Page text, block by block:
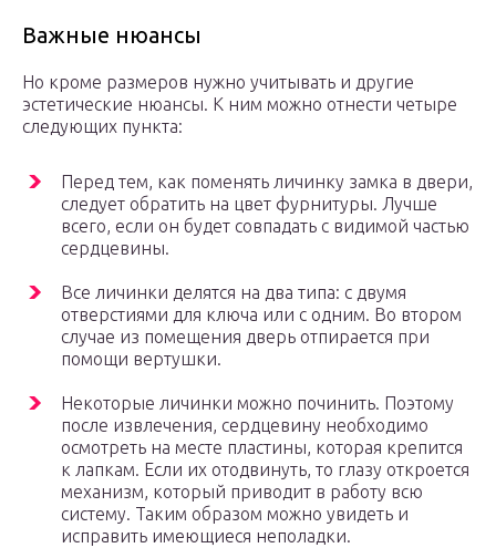
Важные нюансы
Но кроме размеров нужно учитывать и другие
эстетические нюансы. К ним можно отнести четыре
следующих пункта:
Перед тем, как поменять личинку замка в двери,
следует обратить на цвет фурнитуры. Лучше
всего, если он будет совпадать с видимой частью
сердцевины.
Все личинки делятся на два типа: с двумя
отверстиями для ключа или с одним. Во втором
случае из помещения дверь отпирается при
помощи вертушки.
Некоторые личинки можно починить. Поэтому
после извлечения, сердцевину необходимо
осмотреть на месте пластины, которая крепится
к лапкам. Если их отодвинуть, то глазу откроется
механизм, который приводит в работу всю
систему. Таким образом можно увидеть и
исправить имеющиеся неполадки.